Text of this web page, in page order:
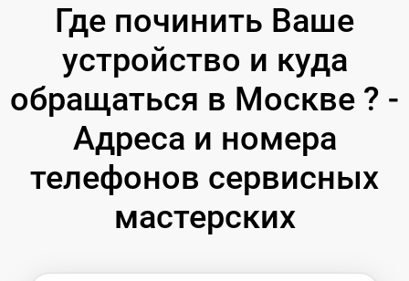
Где починить Ваше
устройство и куда
обращаться в Москве ? -
Адреса и номера
телефонов сервисных
мастерских